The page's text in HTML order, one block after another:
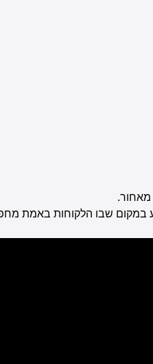
מאחור.
במקום שבו הלקוחות באמת